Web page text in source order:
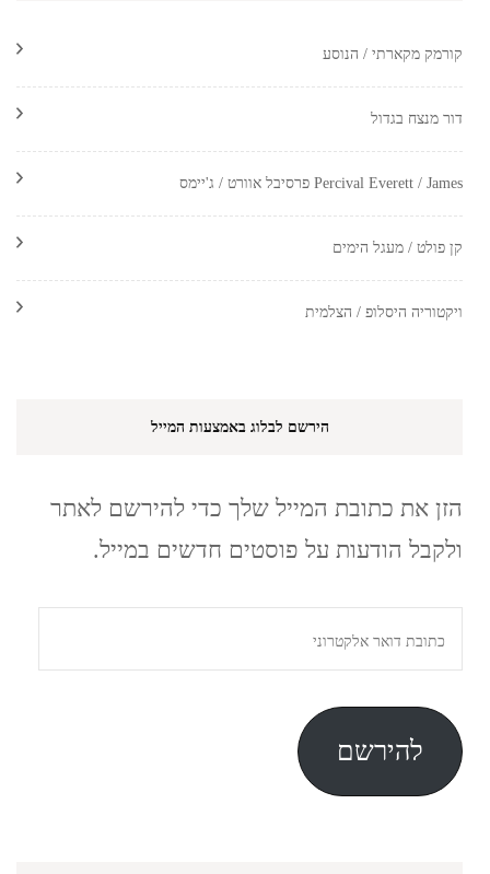
קורמק מקארתי / הנוסע
דור מנצח בגדול
Percival Everett / James פרסיבל אוורט / ג'יימס
קן פולט / מעגל הימים
ויקטוריה היסלופ / הצלמית
הירשם לבלוג באמצעות המייל
הזן את כתובת המייל שלך כדי להירשם לאתר
ולקבל הודעות על פוסטים חדשים במייל.
דואר
אלקטרוני
להירשם